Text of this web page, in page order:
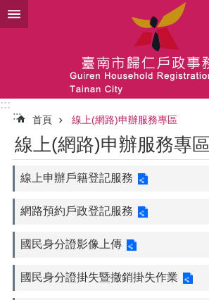
跳到主要內容區塊
:::
:::
首頁 線上(網路)申辦服務專區
線上(網路)申辦服務專區
線上申辦戶籍登記服務
網路預約戶政登記服務
國民身分證影像上傳
國民身分證掛失暨撤銷掛失作業